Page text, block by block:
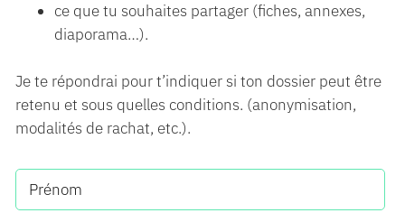
ce que tu souhaites partager (fiches, annexes,
diaporama…).
Je te répondrai pour t’indiquer si ton dossier peut être
retenu et sous quelles conditions. (anonymisation,
modalités de rachat, etc.).